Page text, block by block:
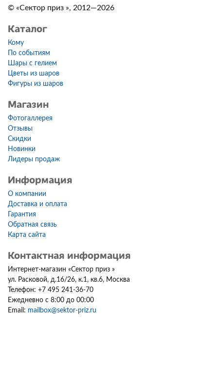
© «Сектор приз », 2012—2026
Каталог
Кому
По событиям
Шары с гелием
Цветы из шаров
Фигуры из шаров
Магазин
Фотогаллерея
Отзывы
Скидки
Новинки
Лидеры продаж
Информация
О компании
Доставка и оплата
Гарантия
Обратная связь
Карта сайта
Контактная информация
Интернет-магазин «Сектор приз »
ул. Расковой, д.16/26, к.1, кв.6, Москва
Телефон: +7 495 241-36-70
Ежедневно с 8:00 до 00:00
Email: mailbox@sektor-priz.ru